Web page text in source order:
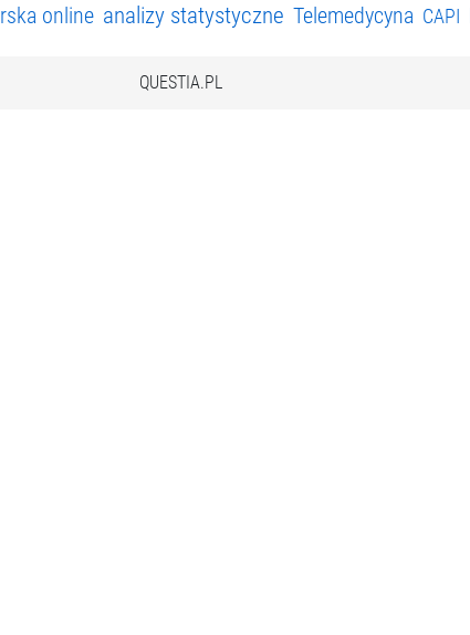
online analizy statystyczne Telemedycyna CAPI
QUESTIA.PL